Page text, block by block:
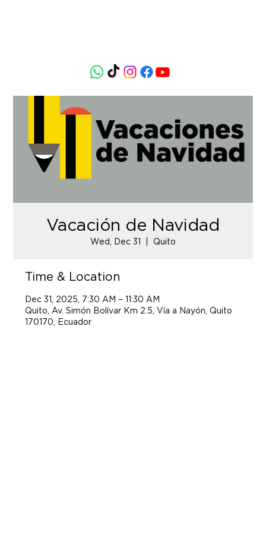
Vacación de Navidad
Wed, Dec 31 Quito
Time & Location
Dec 31, 2025, 7:30 AM – 11:30 AM
Quito, Av. Simón Bolívar Km 2.5, Vía a Nayón, Quito
170170, Ecuador